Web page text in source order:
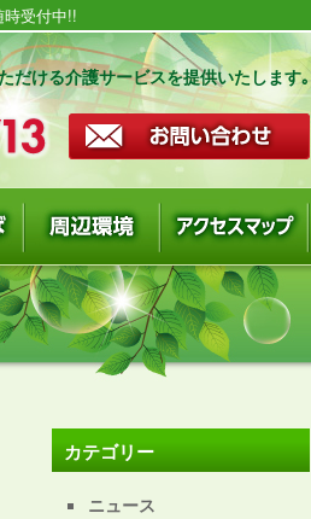
受付中!!
だける介護サービスを提供いたします｡
カテゴリー
ニュース